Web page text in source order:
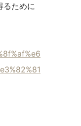
るために